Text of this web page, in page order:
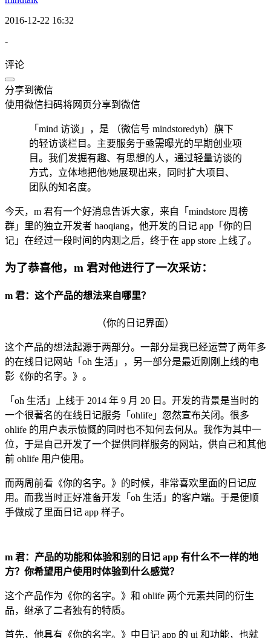
2016-12-22 16:32
-
评论
分享到微信
使用微信扫码将网页分享到微信
「mind 访谈」，是 （微信号 mindstoredyh）旗下
的轻访谈栏目。主要服务于亟需曝光的早期创业项
目。我们发掘有趣、有思想的人，通过轻量访谈的
方式，立体地把他/她展现出来，同时扩大项目、
团队的知名度。
今天，m 君有一个好消息告诉大家，来自「mindstore 周榜
群」里的独立开发者 haoqiang，他开发的日记 app「你的日
记」在经过一段时间的内测之后，终于在 app store 上线了。
为了恭喜他，m 君对他进行了一次采访：
m 君：这个产品的想法来自哪里？
（你的日记界面）
这个产品的想法起源于两部分。一部分是我已经运营了两年多
的在线日记网站「oh 生活」，另一部分是最近刚刚上线的电
影《你的名字。》。
「oh 生活」上线于 2014 年 9 月 20 日。开发的背景是当时的
一个很著名的在线日记服务「ohlife」忽然宣布关闭。很多
ohlife 的用户表示愤慨的同时也不知何去何从。我作为其中一
位，于是自己开发了一个提供同样服务的网站，供自己和其他
前 ohlife 用户使用。
而两周前看《你的名字。》的时候，非常喜欢里面的日记应
用。而我当时正好准备开发「oh 生活」的客户端。于是便顺
手做成了里面日记 app 样子。
m 君：产品的功能和体验和别的日记 app 有什么不一样的地
方？你希望用户使用时体验到什么感觉？
这个产品作为《你的名字。》和 ohlife 两个元素共同的衍生
品，继承了二者独有的特质。
首先，他具有《你的名字。》中日记 app 的 ui 和功能，也就